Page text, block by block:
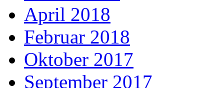
April 2018
Februar 2018
Oktober 2017
September 2017